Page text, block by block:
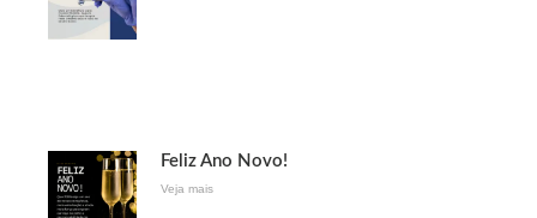
Feliz Ano Novo!
Veja mais